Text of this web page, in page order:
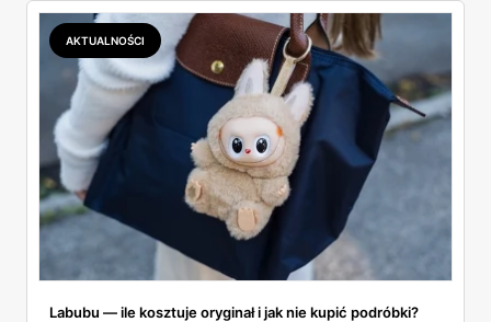
lawinowo, a chętnych jeszcze szybciej. Sprawdziłam, co
dokładnie dostajemy za te pieniądze i komu taka rakieta
faktycznie wystarczy.
AKTUALNOŚCI
Labubu — ile kosztuje oryginał i jak nie kupić podróbki?